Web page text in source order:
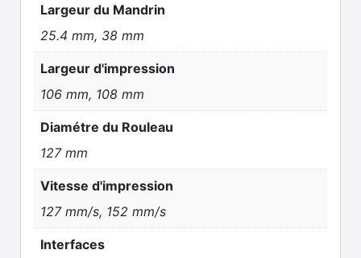
Largeur du Mandrin
25.4 mm, 38 mm
Largeur d'impression
106 mm, 108 mm
Diamétre du Rouleau
127 mm
Vitesse d'impression
127 mm/s, 152 mm/s
Interfaces